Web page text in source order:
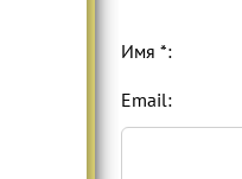
Имя *:
Email: